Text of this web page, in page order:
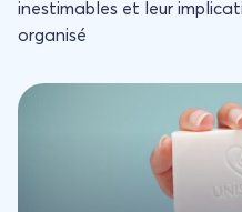
inestimables et leur
organisé
Des savons recyclés et